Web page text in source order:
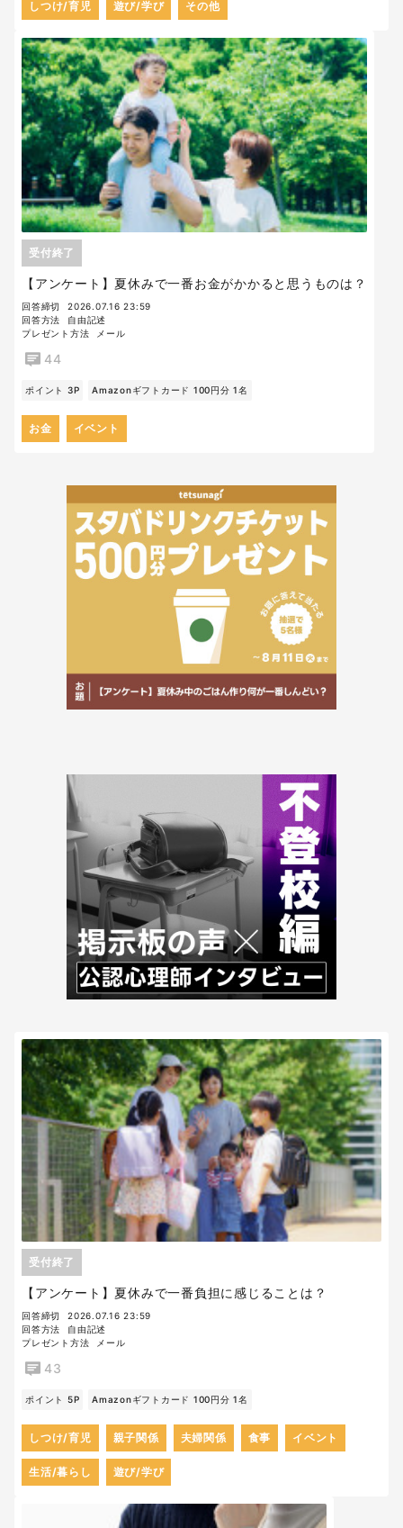
しつけ/育児 遊び/学び その他
【アンケート】夏休みで一番お金がかかると思うものは？
受付終了
回答締切
2026.07.16 23:59
回答方法
自由記述
プレゼント方法
メール
44
ポイント 3P Amazonギフトカード 100円分 1名
お金 イベント
【アンケート】夏休みで一番負担に感じることは？
受付終了
回答締切
2026.07.16 23:59
回答方法
自由記述
プレゼント方法
メール
43
ポイント 5P Amazonギフトカード 100円分 1名
しつけ/育児 親子関係 夫婦関係 食事 イベント
生活/暮らし 遊び/学び